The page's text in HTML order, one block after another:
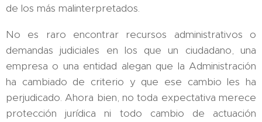
de los más malinterpretados.
No es raro encontrar recursos administrativos o
demandas judiciales en los que un ciudadano, una
empresa o una entidad alegan que la Administración
ha cambiado de criterio y que ese cambio les ha
perjudicado. Ahora bien, no toda expectativa merece
protección jurídica ni todo cambio de actuación